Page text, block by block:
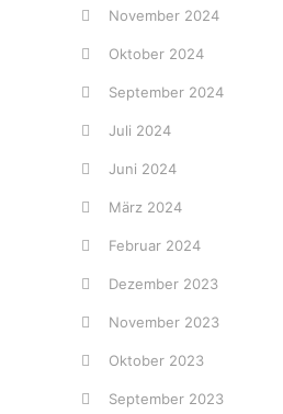
November 2024
Oktober 2024
September 2024
Juli 2024
Juni 2024
März 2024
Februar 2024
Dezember 2023
November 2023
Oktober 2023
September 2023